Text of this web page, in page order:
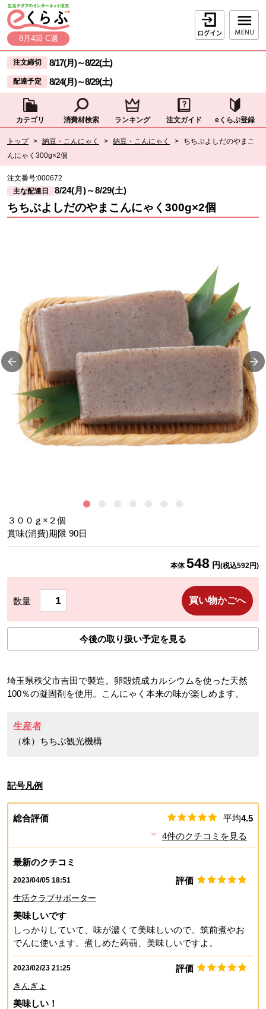
ページの先頭です。
本文へジャンプする。
8月4回 C週
ログイン
ここからサイト内共通メニューです。
サイト内共通メニューをスキップする
注文締切 8/17(月)～8/22(土)
配達予定 8/24(月)～8/29(土)
カテゴリ 消費材検索 ランキング 注文ガイド eくらぶ登録
トップ > 納豆・こんにゃく > 納豆・こんにゃく >
ちちぶよしだのやまこ
んにゃく300g×2個
現在位置ここまで
注文番号:000672
主な配達日
8/24(月)～8/29(土)
ちちぶよしだのやまこんにゃく300g×2個
３００ｇ×２個
賞味(消費)期限 90日
本体548 円(税込592円)
数量 買い物かごへ
今後の取り扱い予定を見る
埼玉県秩父市吉田で製造。卵殻焼成カルシウムを使った天然
100％の凝固剤を使用。こんにゃく本来の味が楽しめます。
生産者
（株）ちちぶ観光機構
記号凡例
総合評価 平均4.5
4件のクチコミを見る
最新のクチコミ
2023/04/05 18:51 評価
生活クラブサポーター
美味しいです
しっかりしていて、味が濃くて美味しいので、筑前煮やお
でんに使います。煮しめた蒟蒻、美味しいですよ。
2023/02/23 21:25 評価
きんぎょ
美味しい！